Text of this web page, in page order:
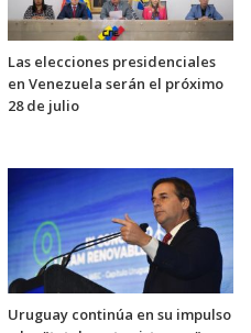
Las elecciones presidenciales
en Venezuela serán el próximo
28 de julio
Uruguay continúa en su impulso